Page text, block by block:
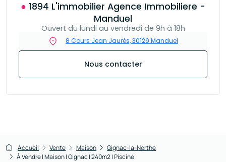
● 1894 L'immobilier Agence Immobiliere -
Manduel
Ouvert du lundi au vendredi de 9h à 18h
8 Cours Jean Jaurés, 30129 Manduel
Nous contacter
Accueil Vente Maison
Gignac-la-Nerthe
À Vendre I Maison I Gignac I 240m2 I Piscine